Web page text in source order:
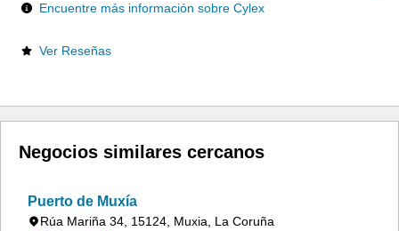
Encuentre más información sobre Cylex
Ver Reseñas
Negocios similares cercanos
Puerto de Muxía
Rúa Mariña 34, 15124, Muxia, La Coruña